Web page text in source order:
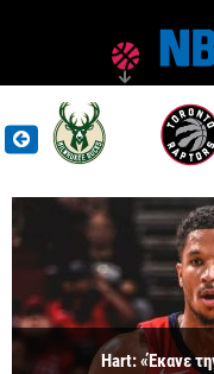
Hart: «Έκανε